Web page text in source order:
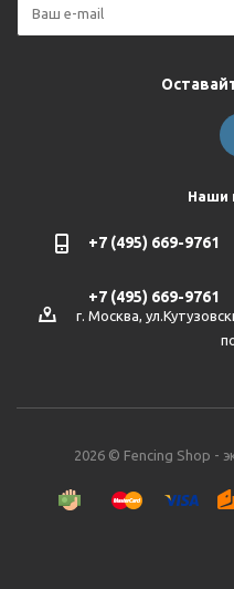
Наши
+7 (495) 669-9761
+7 (495) 669-9761
г. Москва,
2026 © Fencing Shop -